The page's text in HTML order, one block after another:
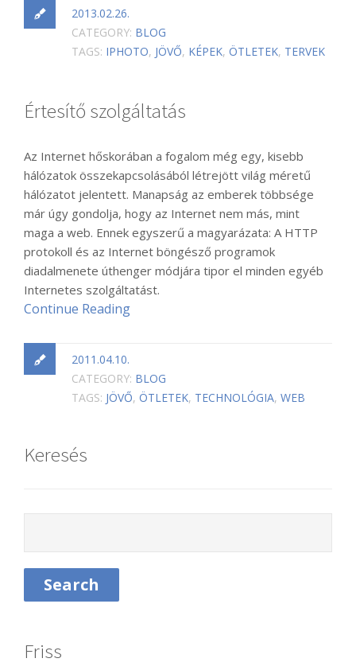
2013.02.26.
CATEGORY: BLOG
TAGS: IPHOTO, JÖVŐ, KÉPEK, ÖTLETEK, TERVEK
Értesítő szolgáltatás
Az Internet hőskorában a fogalom még egy, kisebb
hálózatok összekapcsolásából létrejött világ méretű
hálózatot jelentett. Manapság az emberek többsége
már úgy gondolja, hogy az Internet nem más, mint
maga a web. Ennek egyszerű a magyarázata: A HTTP
protokoll és az Internet böngésző programok
diadalmenete úthenger módjára tipor el minden egyéb
Internetes szolgáltatást.
Continue Reading
2011.04.10.
CATEGORY: BLOG
TAGS: JÖVŐ, ÖTLETEK, TECHNOLÓGIA, WEB
Keresés
Friss